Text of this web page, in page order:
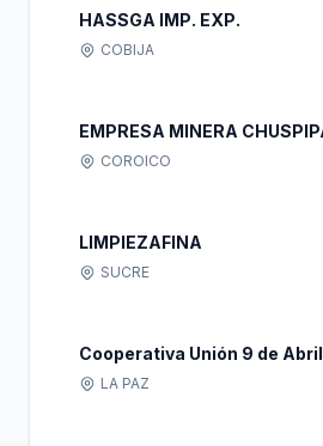
HASSGA IMP. EXP.
COBIJA
EMPRESA MINERA
COROICO
LIMPIEZAFINA
SUCRE
Cooperativa Unión 9 de Abril
LA PAZ